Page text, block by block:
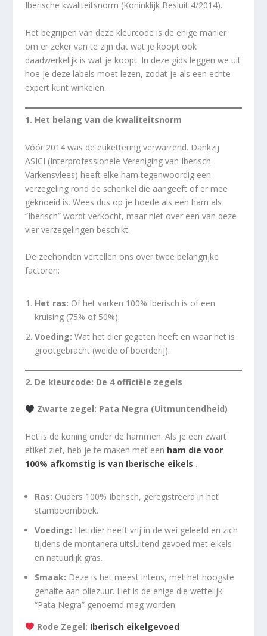
Iberische kwaliteitsnorm (Koninklijk Besluit 4/2014).
Het begrijpen van deze kleurcode is de enige manier
om er zeker van te zijn dat wat je koopt ook
daadwerkelijk is wat je koopt. In deze gids leggen we uit
hoe je deze labels moet lezen, zodat je als een echte
expert kunt winkelen.
1. Het belang van de kwaliteitsnorm
Vóór 2014 was de etikettering verwarrend. Dankzij
ASICI (Interprofessionele Vereniging van Iberisch
Varkensvlees) heeft elke ham tegenwoordig een
verzegeling rond de schenkel die aangeeft of er mee
geknoeid is. Wees dus op je hoede als een ham als
“Iberisch” wordt verkocht, maar niet over een van deze
vier verzegelingen beschikt.
De zeehonden vertellen ons over twee belangrijke
factoren:
Het ras: Of het varken 100% Iberisch is of een
kruising (75% of 50%).
Voeding:Wat het dier gegeten heeft en waar het is
grootgebracht (weide of boerderij).
2. De kleurcode: De 4 officiële zegels
Zwarte zegel: Pata Negra (Uitmuntendheid)
Het is de koning onder de hammen. Als je een zwart
etiket ziet, heb je te maken met een ham die voor
100% afkomstig is van Iberische eikels .
Ras: Ouders 100% Iberisch, geregistreerd in het
stamboomboek.
Voeding: Het dier heeft vrij in de wei geleefd en zich
tijdens de montanera uitsluitend gevoed met eikels
en natuurlijk gras.
Smaak: Deze is het meest intens, met het hoogste
gehalte aan oliezuur. Het is de enige die wettelijk
“Pata Negra” genoemd mag worden.
Rode Zegel: Iberisch eikelgevoed